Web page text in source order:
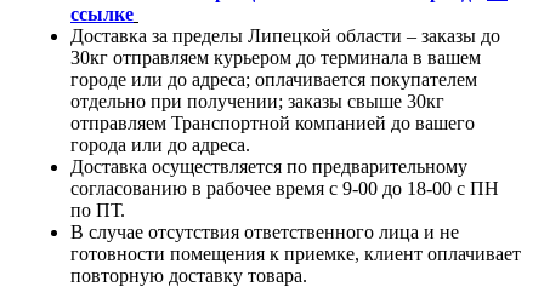
ссылке
Доставка за пределы Липецкой области – заказы до
30кг отправляем курьером до терминала в вашем
городе или до адреса; оплачивается покупателем
отдельно при получении; заказы свыше 30кг
отправляем Транспортной компанией до вашего
города или до адреса.
Доставка осуществляется по предварительному
согласованию в рабочее время с 9-00 до 18-00 с ПН
по ПТ.
В случае отсутствия ответственного лица и не
готовности помещения к приемке, клиент оплачивает
повторную доставку товара.